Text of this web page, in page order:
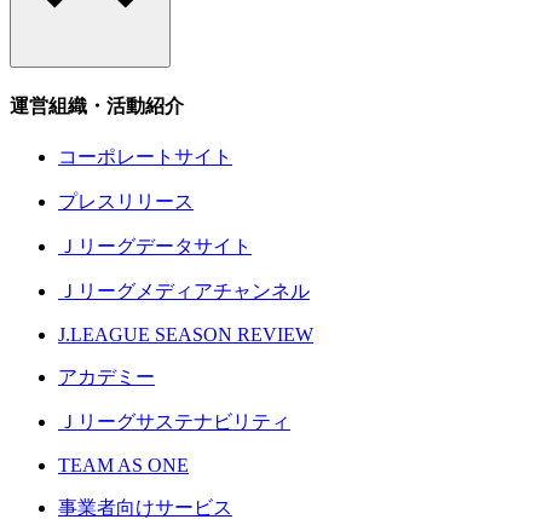
運営組織・活動紹介
コーポレートサイト
プレスリリース
Ｊリーグデータサイト
Ｊリーグメディアチャンネル
J.LEAGUE SEASON REVIEW
アカデミー
Ｊリーグサステナビリティ
TEAM AS ONE
事業者向けサービス